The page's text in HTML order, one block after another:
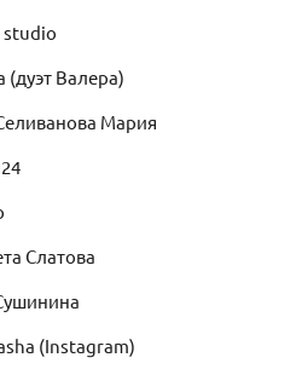
studio
Валера)
Мария
Слатова
(Instagram)